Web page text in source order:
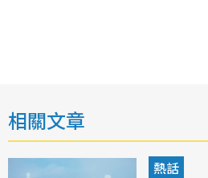
相關文章
熱話